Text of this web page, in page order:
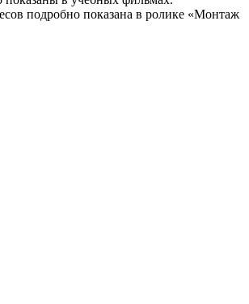
подробно показана в ролике «Монтаж